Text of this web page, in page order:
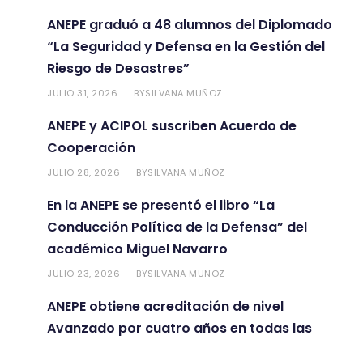
ANEPE graduó a 48 alumnos del Diplomado
“La Seguridad y Defensa en la Gestión del
Riesgo de Desastres”
JULIO 31, 2026 BYSILVANA MUÑOZ
ANEPE y ACIPOL suscriben Acuerdo de
Cooperación
JULIO 28, 2026 BYSILVANA MUÑOZ
En la ANEPE se presentó el libro “La
Conducción Política de la Defensa” del
académico Miguel Navarro
JULIO 23, 2026 BYSILVANA MUÑOZ
ANEPE obtiene acreditación de nivel
Avanzado por cuatro años en todas las